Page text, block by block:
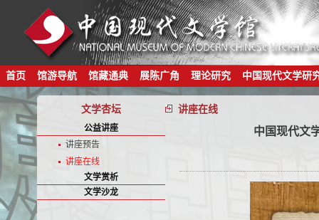
首页 馆游导航 馆藏通典 展陈广角 理论研究 中国现代文学研
文学杏坛 讲座在线
公益讲座
讲座预告
讲座在线
文学赏析
文学沙龙
中国现代文